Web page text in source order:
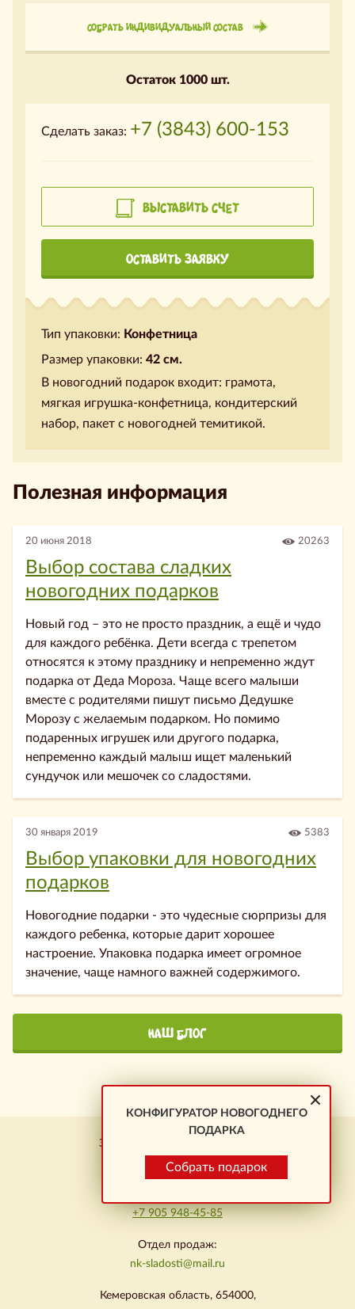
СОБРАТЬ ИНДИВИДУАЛЬНЫЙ СОСТАВ
Остаток 1000 шт.
Сделать заказ: +7 (3843) 600-153
ВЫСТАВИТЬ СЧЕТ
ОСТАВИТЬ ЗАЯВКУ
Тип упаковки: Конфетница
Размер упаковки: 42 см.
В новогодний подарок входит: грамота,
мягкая игрушка-конфетница, кондитерский
набор, пакет с новогодней темитикой.
Полезная информация
20 июня 2018 20263
Выбор состава сладких
новогодних подарков
Новый год – это не просто праздник, а ещё и чудо
для каждого ребёнка. Дети всегда с трепетом
относятся к этому празднику и непременно ждут
подарка от Деда Мороза. Чаще всего малыши
вместе с родителями пишут письмо Дедушке
Морозу с желаемым подарком. Но помимо
подаренных игрушек или другого подарка,
непременно каждый малыш ищет маленький
сундучок или мешочек со сладостями.
30 января 2019 5383
Выбор упаковки для новогодних
подарков
Новогодние подарки - это чудесные сюрпризы для
каждого ребенка, которые дарит хорошее
настроение. Упаковка подарка имеет огромное
значение, чаще намного важней содержимого.
НАШ БЛОГ
КОНФИГУРАТОР НОВОГОДНЕГО
ПОДАРКА
Собрать подарок
Заказ подарков \ Новокузнецк
+7 923 464-01-23
+7 905 948-45-85
Отдел продаж:
nk-sladosti@mail.ru
Кемеровская область, 654000,